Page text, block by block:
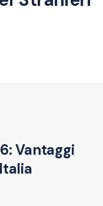
Vantaggi